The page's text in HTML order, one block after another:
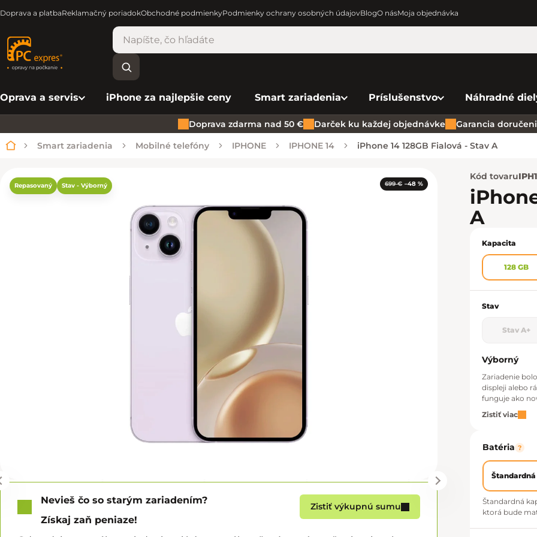
Doprava a platbaReklamačný poriadokObchodné podmienkyPodmienky ochrany osobných údajovBlogO násMoja objednávka
Oprava a servis iPhone za najlepšie ceny Smart zariadenia Príslušenstvo Náhradné
Doprava zdarma nad 50 € Darček ku každej objednávke Garancia
Domov
Smart zariadenia Mobilné telefóny IPHONE IPHONE 14 iPhone 14 128GB Fialová - Stav A
Repasovaný Stav - Výborný 699 € –48 %
Nevieš čo so starým zariadením?
Získaj zaň peniaze!
Zistiť výkupnú sumu
Kód tovaru
A
Kapacita
128 GB
Stav
Stav A+
Výborný
Zariadenie
displeji alebo
funguje ako
Zistiť viac
Batéria ?
Štandardná
Štandardná
ktorá bude